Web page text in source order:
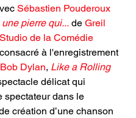
Sébastien Pouderoux
pierre qui... de Greil
Studio de la Comédie
à l'enregistrement
Bob Dylan, Like a Rolling
délicat qui
spectateur dans le
création d’une chanson